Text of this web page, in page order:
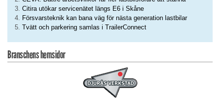
Citira utökar servicenätet längs E6 i Skåne
Försvarsteknik kan bana väg för nästa generation lastbilar
Tvätt och parkering samlas i TrailerConnect
Branschens hemsidor